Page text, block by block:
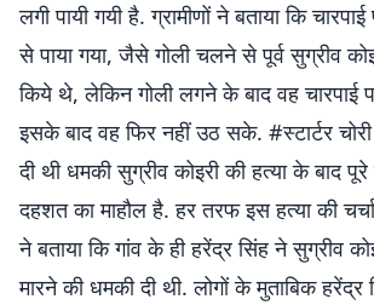
लगी पायी गयी है. ग्रामीणों ने बताया कि
से पाया गया, जैसे गोली चलने से पूर्व सुग्रीव
किये थे, लेकिन गोली लगने के बाद वह चारपाई
इसके बाद वह फिर नहीं उठ सके. #स्टार्टर
दी थी धमकी सुग्रीव कोइरी की हत्या के बाद
दहशत का माहौल है. हर तरफ इस हत्या की चर्चा
ने बताया कि गांव के ही हरेंद्र सिंह ने सुग्रीव
मारने की धमकी दी थी. लोगों के मुताबिक हरेंद्र